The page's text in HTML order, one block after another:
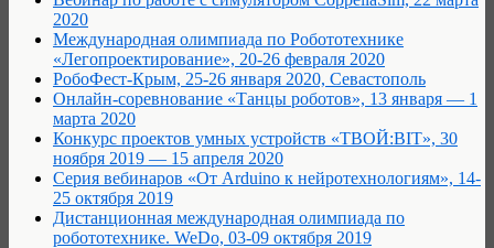
2020
Международная олимпиада по Робототехнике
«Легопроектирование», 20-26 февраля 2020
РобоФест-Крым, 25-26 января 2020, Севастополь
Онлайн-соревнование «Танцы роботов», 13 января — 1
марта 2020
Конкурс проектов умных устройств «ТВОЙ:BIT», 30
ноября 2019 — 15 апреля 2020
Серия вебинаров «От Arduino к нейротехнологиям», 14-
25 октября 2019
Дистанционная международная олимпиада по
робототехнике. WeDo, 03-09 октября 2019